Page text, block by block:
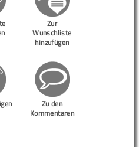
Zur
Wunschliste
hinzufügen
Zu den
Kommentaren